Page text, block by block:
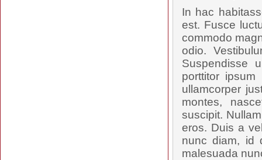
In hac
est. Fusce
commodo
odio.
Suspendisse
porttitor
ullamcorper
montes,
suscipit.
eros. Duis a
nunc diam, id
malesuada